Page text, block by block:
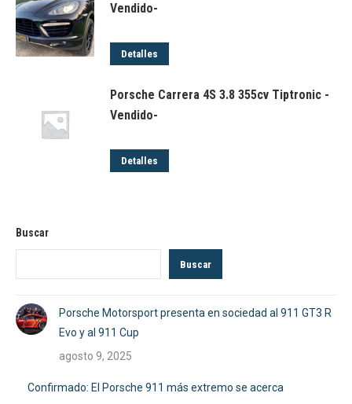
Vendido-
Detalles
Porsche Carrera 4S 3.8 355cv Tiptronic -
Vendido-
Detalles
Buscar
Buscar
Porsche Motorsport presenta en sociedad al 911 GT3 R
Evo y al 911 Cup
agosto 9, 2025
Confirmado: El Porsche 911 más extremo se acerca